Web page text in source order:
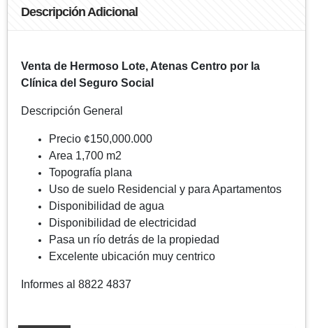
Descripción Adicional
Venta de Hermoso Lote, Atenas Centro por la
Clínica del Seguro Social
Descripción General
Precio ¢150,000.000
Area 1,700 m2
Topografía plana
Uso de suelo Residencial y para Apartamentos
Disponibilidad de agua
Disponibilidad de electricidad
Pasa un río detrás de la propiedad
Excelente ubicación muy centrico
Informes al 8822 4837